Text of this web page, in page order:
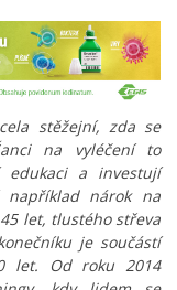
stěžejní, zda se
na vyléčení to
edukaci a investují
například nárok na
let, tlustého střeva
je součástí
let. Od roku 2014